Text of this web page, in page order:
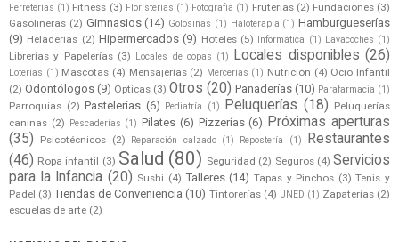
Ferreterías (1) Fitness (3) Floristerías (1) Fotografía (1) Fruterías (2) Fundaciones (3)
Gasolineras (2) Gimnasios (14) Golosinas (1) Haloterapia (1) Hamburgueserías
(9) Heladerías (2) Hipermercados (9) Hoteles (5) Informática (1) Lavacoches (1)
Librerías y Papelerías (3) Locales de copas (1) Locales disponibles (26)
Loterías (1) Mascotas (4) Mensajerías (2) Mercerías (1) Nutrición (4) Ocio Infantil
(2) Odontólogos (9) Opticas (3) Otros (20) Panaderías (10) Parafarmacia (1)
Parroquias (2) Pastelerías (6) Pediatría (1) Peluquerías (18) Peluquerías
caninas (2) Pescaderías (1) Pilates (6) Pizzerías (6) Próximas aperturas
(35)
Psicotécnicos (2) Reparación calzado (1) Repostería (1)
Restaurantes
(46) Ropa infantil (3) Salud (80) Seguridad (2) Seguros (4) Servicios
para la Infancia (20) Sushi (4) Talleres (14) Tapas y Pinchos (3) Tenis y
Padel (3) Tiendas de Conveniencia (10) Tintorerías (4) UNED (1) Zapaterías (2)
escuelas de arte (2)